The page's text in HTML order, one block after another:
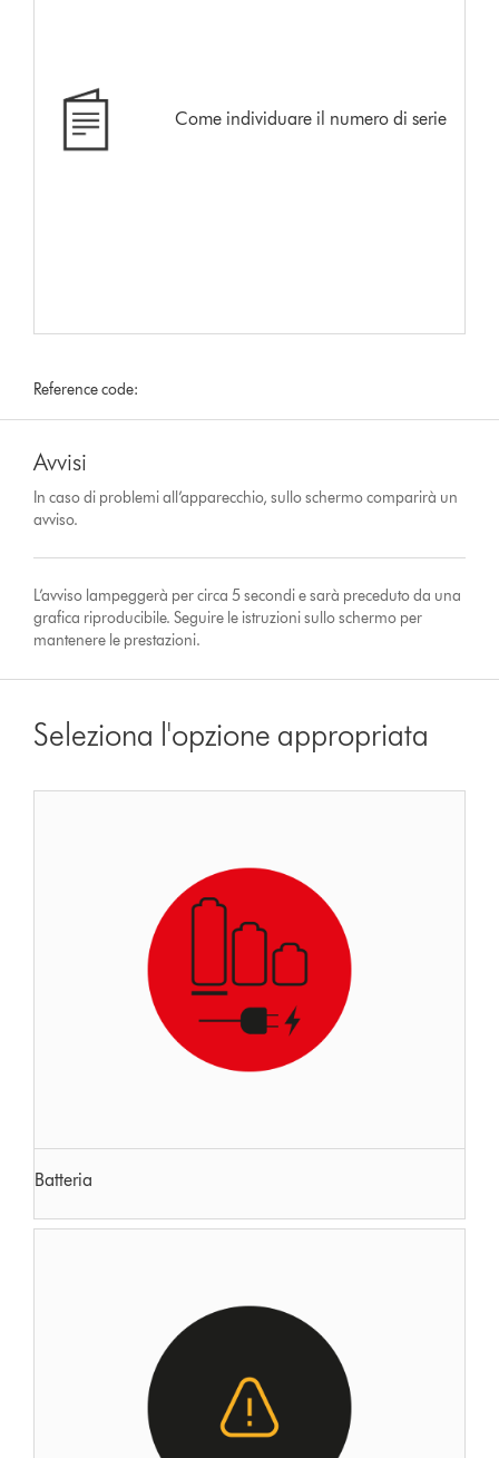
Come individuare il numero di serie
Reference code:
Avvisi
In caso di problemi all’apparecchio, sullo schermo comparirà un
avviso.
L’avviso lampeggerà per circa 5 secondi e sarà preceduto da una
grafica riproducibile. Seguire le istruzioni sullo schermo per
mantenere le prestazioni.
Seleziona l'opzione appropriata
Batteria